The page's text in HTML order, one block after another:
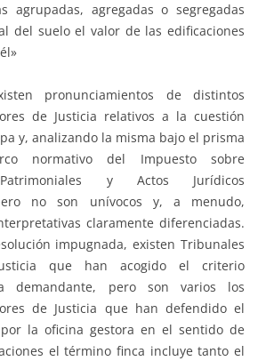
agrupadas, agregadas o segregadas
del suelo el valor de las edificaciones
pronunciamientos de distintos
de Justicia relativos a la cuestión
y, analizando la misma bajo el prisma
normativo del Impuesto sobre
Patrimoniales y Actos Jurídicos
no son unívocos y, a menudo,
claramente diferenciadas.
impugnada, existen Tribunales
que han acogido el criterio
demandante, pero son varios los
de Justicia que han defendido el
la oficina gestora en el sentido de
el término finca incluye tanto el